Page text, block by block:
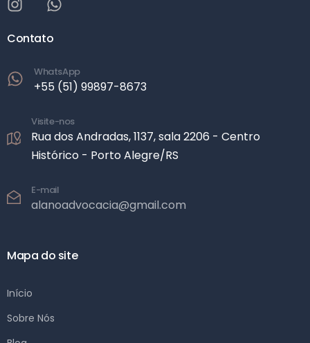
Contato
WhatsApp
+55 (51) 99897-8673
Visite-nos
Rua dos Andradas, 1137, sala 2206 - Centro
Histórico - Porto Alegre/RS
E-mail
alanoadvocacia@gmail.com
Mapa do site
Início
Sobre Nós